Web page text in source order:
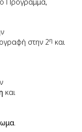
στην 2η και
και